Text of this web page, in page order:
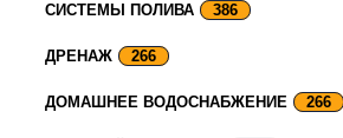
СИСТЕМЫ ПОЛИВА 386
ДРЕНАЖ 266
ДОМАШНЕЕ ВОДОСНАБЖЕНИЕ 266